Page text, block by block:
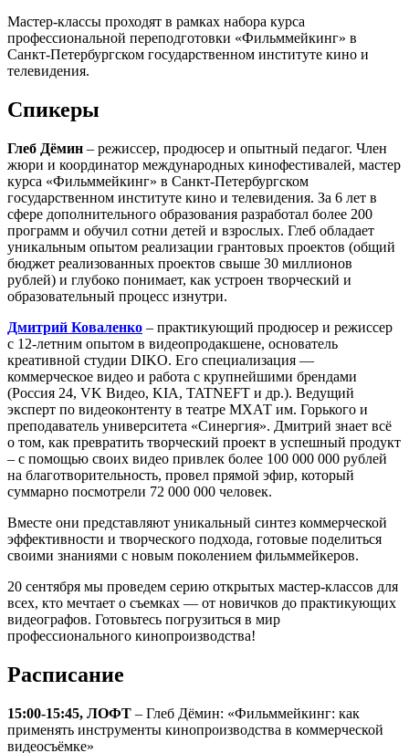
Мастер-классы проходят в рамках набора курса
профессиональной переподготовки «Фильммейкинг» в
Санкт-Петербургском государственном институте кино и
телевидения.
Спикеры
Глеб Дёмин – режиссер, продюсер и опытный педагог. Член
жюри и координатор международных кинофестивалей, мастер
курса «Фильммейкинг» в Санкт-Петербургском
государственном институте кино и телевидения. За 6 лет в
сфере дополнительного образования разработал более 200
программ и обучил сотни детей и взрослых. Глеб обладает
уникальным опытом реализации грантовых проектов (общий
бюджет реализованных проектов свыше 30 миллионов
рублей) и глубоко понимает, как устроен творческий и
образовательный процесс изнутри.
Дмитрий Коваленко – практикующий продюсер и режиссер
с 12-летним опытом в видеопродакшене, основатель
креативной студии DIKO. Его специализация —
коммерческое видео и работа с крупнейшими брендами
(Россия 24, VK Видео, KIA, TATNEFT и др.). Ведущий
эксперт по видеоконтенту в театре МХАТ им. Горького и
преподаватель университета «Синергия». Дмитрий знает всё
о том, как превратить творческий проект в успешный продукт
– с помощью своих видео привлек более 100 000 000 рублей
на благотворительность, провел прямой эфир, который
суммарно посмотрели 72 000 000 человек.
Вместе они представляют уникальный синтез коммерческой
эффективности и творческого подхода, готовые поделиться
своими знаниями с новым поколением фильммейкеров.
20 сентября мы проведем серию открытых мастер-классов для
всех, кто мечтает о съемках — от новичков до практикующих
видеографов. Готовьтесь погрузиться в мир
профессионального кинопроизводства!
Расписание
15:00-15:45, ЛОФТ – Глеб Дёмин: «Фильммейкинг: как
применять инструменты кинопроизводства в коммерческой
видеосъёмке»